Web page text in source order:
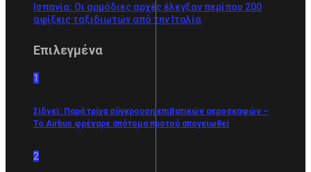
Ισπανία: Οι αρμόδιες αρχές έλεγξαν περίπου 200
αφίξεις ταξιδιωτών από την Ιταλία
Επιλεγμένα
1
Σίδνεϊ: Παρά τρίχα σύγκρουση επιβατικών αεροσκαφών –
Το Airbus φρέναρε απότομα προτού απογειωθεί
2